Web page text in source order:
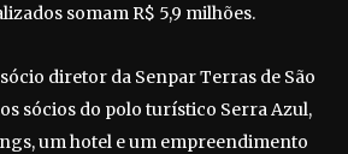
somam R$ 5,9 milhões.
diretor da Senpar Terras de São
sócios do polo turístico Serra Azul,
um hotel e um empreendimento